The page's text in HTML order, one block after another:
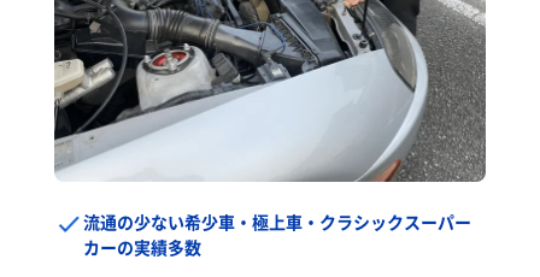
流通の少ない希少車・極上車・クラシックスーパー
カーの実績多数